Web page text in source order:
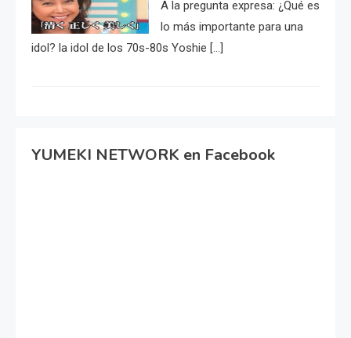
A la pregunta expresa: ¿Qué es
lo más importante para una
idol? la idol de los 70s-80s Yoshie […]
YUMEKI NETWORK en Facebook